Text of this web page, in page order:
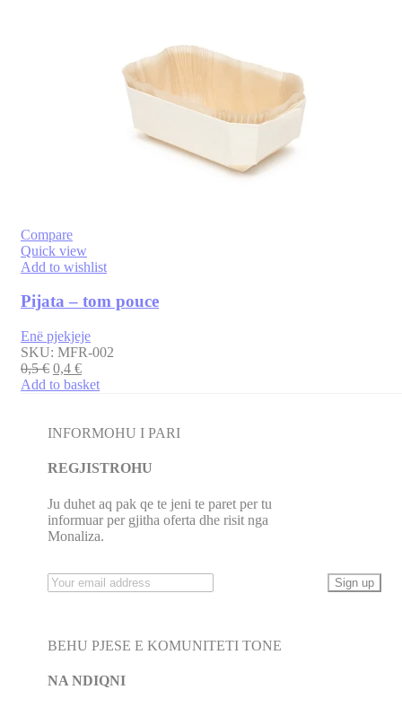
Compare
Quick view
Add to wishlist
Pijata – tom pouce
Enë pjekjeje
SKU: MFR-002
0,5€ 0,4 €
Add to basket
INFORMOHU I PARI
REGJISTROHU
Ju duhet aq pak qe te jeni te paret per tu
informuar per gjitha oferta dhe risit nga
Monaliza.
BEHU PJESE E KOMUNITETI TONE
NA NDIQNI